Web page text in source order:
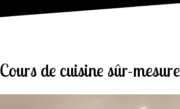
Cours de cuisine sûr-mesure